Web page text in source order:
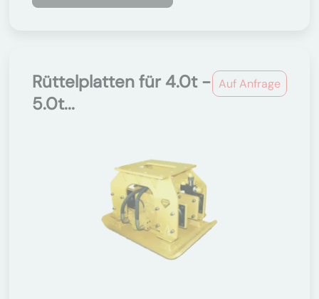
Auf Anfrage
Rüttelplatten für 4.0t -
5.0t...